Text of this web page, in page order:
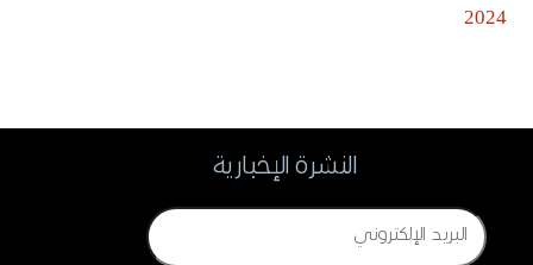
2024
النشرة الإخبارية
Email